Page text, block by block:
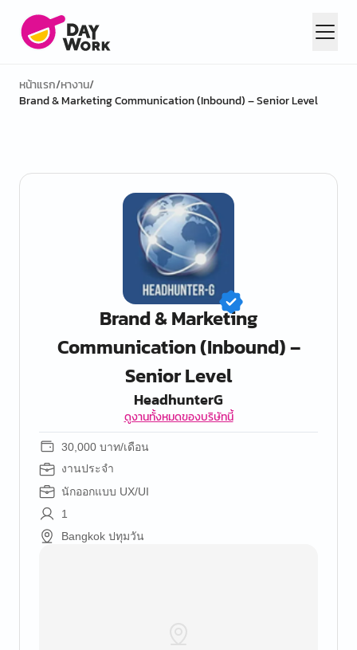
หน้าแรก/หางาน/
Brand & Marketing Communication (Inbound) – Senior Level
Brand & Marketing
Communication (Inbound) –
Senior Level
HeadhunterG
ดูงานทั้งหมดของบริษัทนี้
30,000 บาท/เดือน
งานประจำ
นักออกแบบ UX/UI
1
Bangkok ปทุมวัน